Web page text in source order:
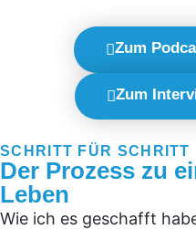
Zum
Zum
SCHRITT FÜR SCHRITT
Der Prozess zu
Leben
Wie ich es geschafft